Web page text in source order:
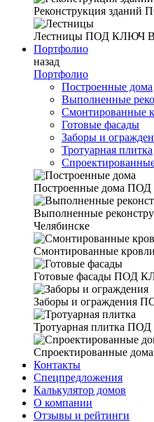
Реконструкция зданий
Лестницы ПОД КЛЮЧ В
Портфолио
назад
Портфолио
Построенные дома
Выполненные
Смонтированные
Готовые фасады
Заборы и
Тротуарная плитка
Построенные дома ПОД
Выполненные
Челябинске
Смонтированные кровли
Готовые фасады ПОД
Заборы и ограждения
Тротуарная плитка ПОД
Спроектированные дома
Контакты
Спецпредложения
Калькулятор домов
О компании
Отзывы и рейтинги